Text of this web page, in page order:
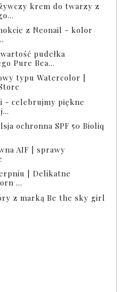
krem do twarzy z
z Neonail - kolor
pudełka
Pure Bea...
typu Watercolor |
- celebrujmy piękne
ochronna SPF 50 Bioliq
AIF | sprawy
| Delikatne
...
z marką Be the sky girl